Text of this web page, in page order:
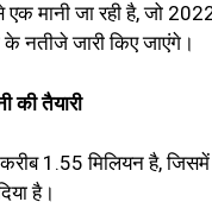
मानी जा रही है, जो
नतीजे जारी किए जाएंगे।
की तैयारी
1.55 मिलियन है, जिसमें
है।